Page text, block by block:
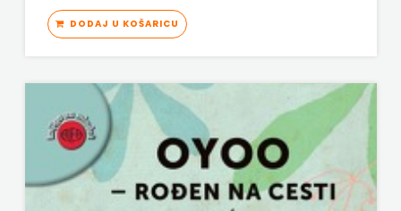
DODAJ U KOŠARICU